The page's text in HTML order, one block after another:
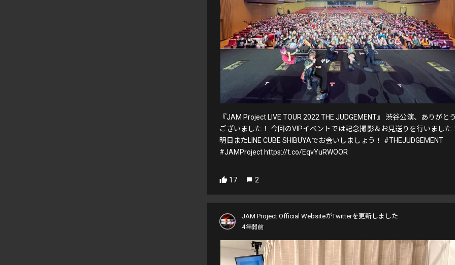
『JAM Project LIVE TOUR 2022 THE JUDGEMENT』 渋谷公演、ありがと
ございました！ 今回のVIPイベントでは記念撮影＆お見送りを行いました
明日またLINE CUBE SHIBUYAでお会いしましょう！ #THEJUDGEMENT
#JAMProject https://t.co/EqvYuRWOOR
17 2
JAM Project Official WebsiteがTwitterを更新しました
4年弱前